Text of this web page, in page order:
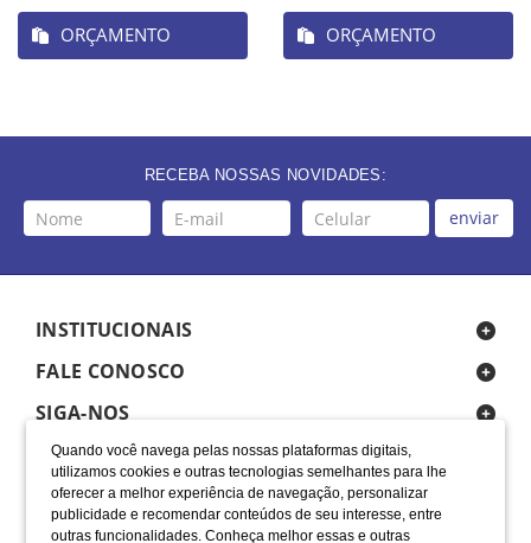
Quando você navega pelas nossas plataformas digitais,
utilizamos cookies e outras tecnologias semelhantes para lhe
oferecer a melhor experiência de navegação, personalizar
publicidade e recomendar conteúdos de seu interesse, entre
outras funcionalidades. Conheça melhor essas e outras
ORÇAMENTO ORÇAMENTO
RECEBA NOSSAS NOVIDADES:
enviar
INSTITUCIONAIS
FALE CONOSCO
SIGA-NOS